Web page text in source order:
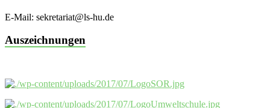
E-Mail: sekretariat@ls-hu.de
Auszeichnungen